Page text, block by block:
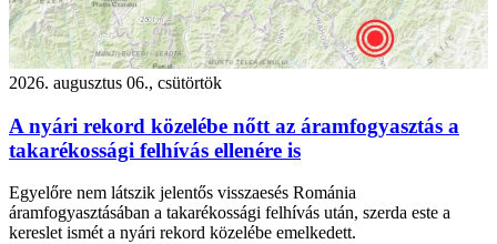
2026. augusztus 06., csütörtök
A nyári rekord közelébe nőtt az áramfogyasztás a
takarékossági felhívás ellenére is
Egyelőre nem látszik jelentős visszaesés Románia
áramfogyasztásában a takarékossági felhívás után, szerda este a
kereslet ismét a nyári rekord közelébe emelkedett.